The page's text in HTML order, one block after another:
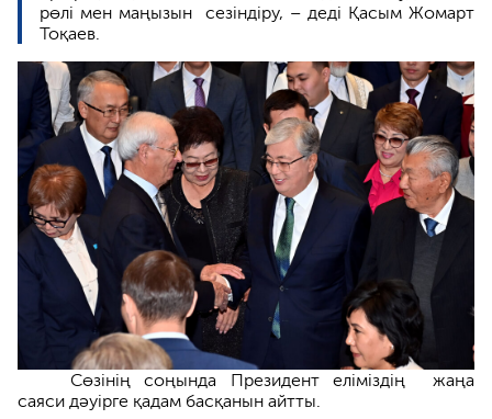
рөлі мен маңызын сезіндіру, – деді Қасым Жомарт
Тоқаев.
Сөзінің соңында Президент еліміздің жаңа
саяси дәуірге қадам басқанын айтты.